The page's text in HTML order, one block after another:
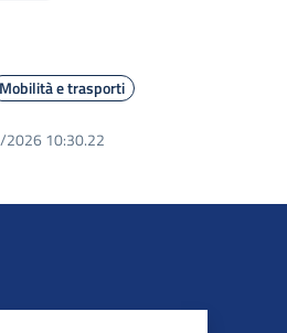
Mobilità e trasporti
10:30.22